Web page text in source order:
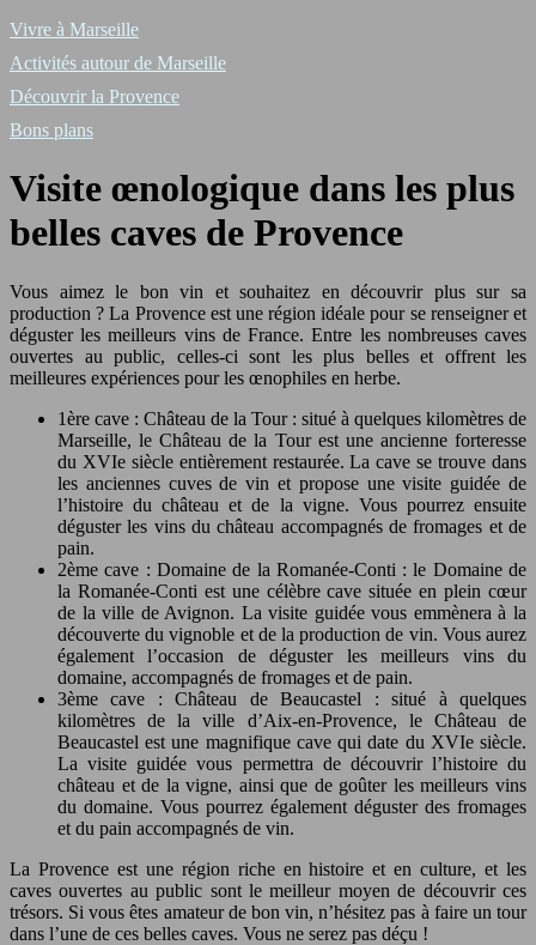
Vivre à Marseille
Activités autour de Marseille
Découvrir la Provence
Bons plans
Visite œnologique dans les plus
belles caves de Provence
Vous aimez le bon vin et souhaitez en découvrir plus sur sa
production ? La Provence est une région idéale pour se renseigner et
déguster les meilleurs vins de France. Entre les nombreuses caves
ouvertes au public, celles-ci sont les plus belles et offrent les
meilleures expériences pour les œnophiles en herbe.
1ère cave : Château de la Tour : situé à quelques kilomètres de
Marseille, le Château de la Tour est une ancienne forteresse
du XVIe siècle entièrement restaurée. La cave se trouve dans
les anciennes cuves de vin et propose une visite guidée de
l’histoire du château et de la vigne. Vous pourrez ensuite
déguster les vins du château accompagnés de fromages et de
pain.
2ème cave : Domaine de la Romanée-Conti : le Domaine de
la Romanée-Conti est une célèbre cave située en plein cœur
de la ville de Avignon. La visite guidée vous emmènera à la
découverte du vignoble et de la production de vin. Vous aurez
également l’occasion de déguster les meilleurs vins du
domaine, accompagnés de fromages et de pain.
3ème cave : Château de Beaucastel : situé à quelques
kilomètres de la ville d’Aix-en-Provence, le Château de
Beaucastel est une magnifique cave qui date du XVIe siècle.
La visite guidée vous permettra de découvrir l’histoire du
château et de la vigne, ainsi que de goûter les meilleurs vins
du domaine. Vous pourrez également déguster des fromages
et du pain accompagnés de vin.
La Provence est une région riche en histoire et en culture, et les
caves ouvertes au public sont le meilleur moyen de découvrir ces
trésors. Si vous êtes amateur de bon vin, n’hésitez pas à faire un tour
dans l’une de ces belles caves. Vous ne serez pas déçu !